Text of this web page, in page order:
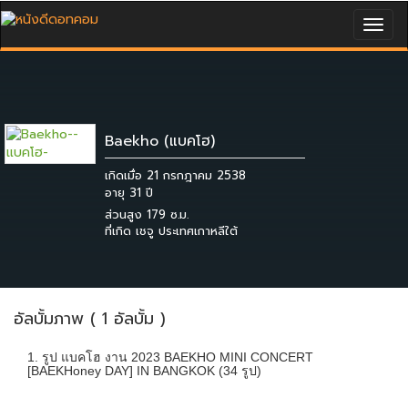
Baekho (แบคโฮ)
เกิดเมื่อ 21 กรกฎาคม 2538
ส่วนสูง 179 ซ.ม.
ที่เกิด เชจู ประเทศเกาหลีใต้
อัลบั้มภาพ ( 1 อัลบั้ม )
1. รูป แบคโฮ งาน 2023 BAEKHO MINI CONCERT
[BAEKHoney DAY] IN BANGKOK (34 รูป)